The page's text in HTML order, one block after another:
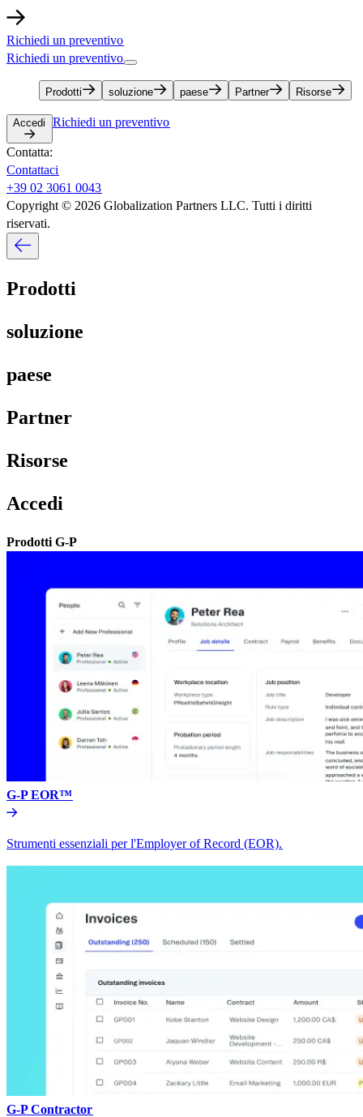
Richiedi un preventivo​​
Richiedi un preventivo​​
Prodotti​​ soluzione​​ paese​​ Partner​​ Risorse​​
Accedi​​ Richiedi un preventivo​​
Contatta:​​
Contattaci​​
+39 02 3061 0043​​
Copyright © 2026 Globalization Partners LLC. Tutti i diritti
riservati.​​
Prodotti​​
soluzione​​
paese​​
Partner​​
Risorse​​
Accedi​​
Prodotti G-P​​
G-P EOR™​​
Strumenti essenziali per l'Employer of Record (EOR).​​
G-P Contractor​​